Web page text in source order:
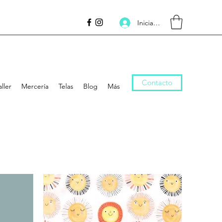
Iniciar sesión
Mercería Telas Blog Más Contacto